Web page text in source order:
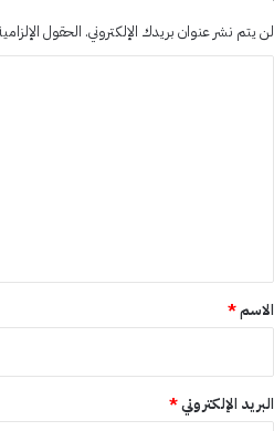
لن يتم نشر عنوان بريدك الإلكتروني. الحقول
*
الاسم*
البريد الإلكتروني*